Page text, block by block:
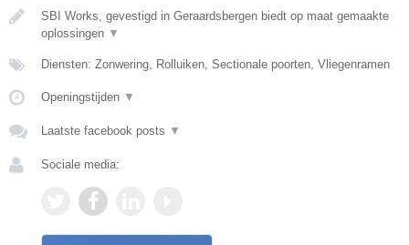
SBI Works, gevestigd in Geraardsbergen biedt op maat gemaakte
oplossingen ▼
Diensten: Zonwering, Rolluiken, Sectionale poorten, Vliegenramen
Openingstijden ▼
Laatste facebook posts ▼
Sociale media: